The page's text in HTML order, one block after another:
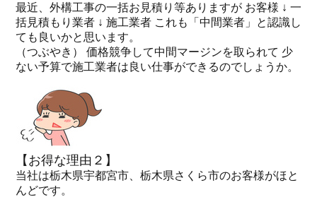
最近、外構工事の一括お見積り等ありますが お客様 ↓ 一
括見積もり業者 ↓ 施工業者 これも「中間業者」と認識し
ても良いかと思います。
（つぶやき） 価格競争して中間マージンを取られて 少
ない予算で施工業者は良い仕事ができるのでしょうか。
【お得な理由２】
当社は栃木県宇都宮市、栃木県さくら市のお客様がほと
んどです。